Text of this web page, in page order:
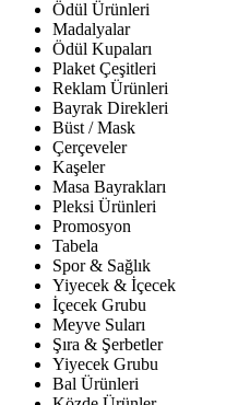
Ödül Ürünleri
Madalyalar
Ödül Kupaları
Plaket Çeşitleri
Reklam Ürünleri
Bayrak Direkleri
Büst / Mask
Çerçeveler
Kaşeler
Masa Bayrakları
Pleksi Ürünleri
Promosyon
Tabela
Spor & Sağlık
Yiyecek & İçecek
İçecek Grubu
Meyve Suları
Şıra & Şerbetler
Yiyecek Grubu
Bal Ürünleri